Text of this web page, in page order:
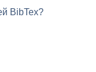
BibTex?